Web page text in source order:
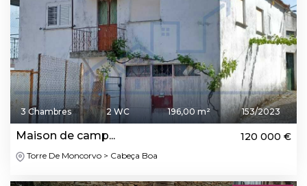
3 Chambres 2 WC 196,00 m² 153/2023
Maison de camp... 120 000 €
Torre De Moncorvo > Cabeça Boa